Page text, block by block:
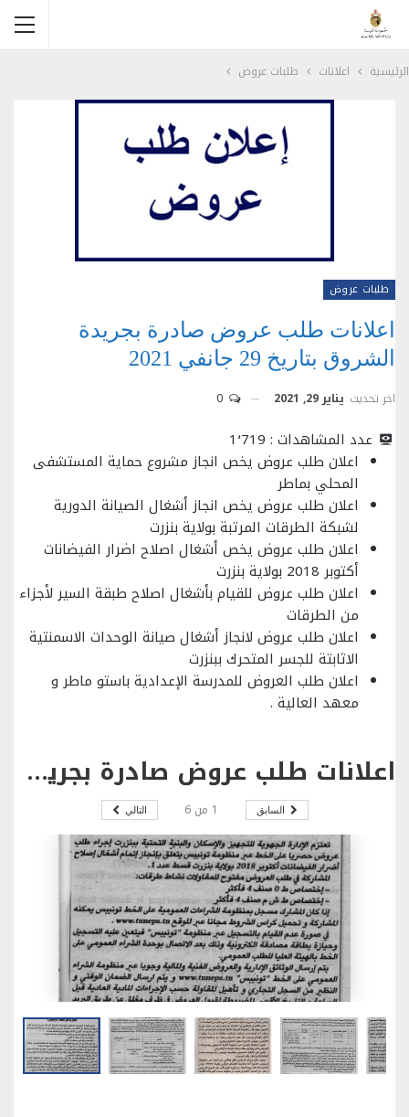
الرئيسية اعلانات طلبات عروض
طلبات عروض
اعلانات طلب عروض صادرة بجريدة
الشروق بتاريخ 29 جانفي 2021
اخر تحديث يناير 29, 2021
عدد المشاهدات : 1٬719
اعلان طلب عروض يخص انجاز مشروع حماية المستشفى
المحلي بماطر
اعلان طلب عروض يخص انجاز أشغال الصيانة الدورية
لشبكة الطرقات المرتبة بولاية بنزرت
اعلان طلب عروض يخص أشغال اصلاح اضرار الفيضانات
أكتوبر 2018 بولاية بنزرت
اعلان طلب عروض للقيام بأشغال اصلاح طبقة السير لأجزاء
من الطرقات
اعلان طلب عروض لانجاز أشغال صيانة الوحدات الاسمنتية
الاثابتة للجسر المتحرك ببنزرت
اعلان طلب العروض للمدرسة الإعدادية باستو ماطر و
معهد العالية .
اعلانات طلب عروض صادرة بجريدة الشروق بتاريخ 29 جانفي 2021
السابق 1 من 6 التالي